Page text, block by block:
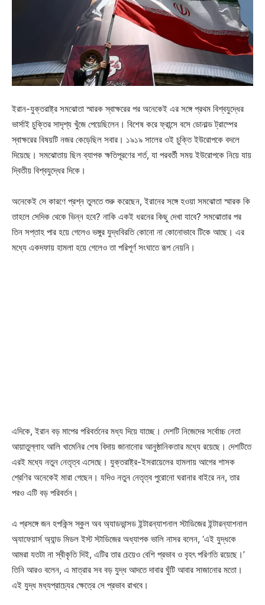
ইরান-যুক্তরাষ্ট্র সমঝোতা স্মারক স্বাক্ষরের পর অনেকেই এর সঙ্গে প্রথম বিশ্বযুদ্ধের
ভার্সাই চুক্তির সাদৃশ্য খুঁজে পেয়েছিলেন। বিশেষ করে ফ্রান্সে বসে ডোনাল্ড ট্রাম্পের
স্বাক্ষরের বিষয়টি নজর কেড়েছিল সবার। ১৯১৯ সালের ওই চুক্তি ইউরোপকে বদলে
দিয়েছে। সমঝোতায় ছিল ব্যাপক ক্ষতিপূরণের শর্ত, যা পরবর্তী সময় ইউরোপকে নিয়ে যায়
দ্বিতীয় বিশ্বযুদ্ধের দিকে।
অনেকেই সে কারণে প্রশ্ন তুলতে শুরু করেছেন, ইরানের সঙ্গে হওয়া সমঝোতা স্মারক কি
তাহলে সেদিক থেকে ভিন্ন হবে? নাকি একই ধরনের কিছু দেখা যাবে? সমঝোতার পর
তিন সপ্তাহ পার হয়ে গেলেও ভঙ্গুর যুদ্ধবিরতি কোনো না কোনোভাবে টিকে আছে। এর
মধ্যে একদফায় হামলা হয়ে গেলেও তা পরিপূর্ণ সংঘাতে রূপ নেয়নি।
এদিকে, ইরান বড় মাপের পরিবর্তনের মধ্য দিয়ে যাচ্ছে। দেশটি নিজেদের সর্বোচ্চ নেতা
আয়াতুল্লাহ আলি খামেনির শেষ বিদায় জানানোর আনুষ্ঠানিকতার মধ্যে রয়েছে। দেশটিতে
এরই মধ্যে নতুন নেতৃত্ব এসেছে। যুক্তরাষ্ট্র-ইসরায়েলের হামলায় আগের শাসক
শ্রেণির অনেকেই মারা গেছেন। যদিও নতুন নেতৃত্ব পুরোনো ঘরানার বাইরে নন, তার
পরও এটি বড় পরিবর্তন।
এ প্রসঙ্গে জন হপকিন্স স্কুল অব অ্যাডভান্সড ইন্টারন্যাশনাল স্টাডিজের ইন্টারন্যাশনাল
অ্যাফেয়ার্স অ্যান্ড মিডল ইস্ট স্টাডিজের অধ্যাপক ভালি নাসর বলেন, ‘এই যুদ্ধকে
আমরা যতটা না স্বীকৃতি দিই, এটির তার চেয়েও বেশি প্রভাব ও বৃহৎ পরিণতি রয়েছে।’
তিনি আরও বলেন, এ মাত্রার সব বড় যুদ্ধ আদতে দাবার ঘুঁটি আবার সাজানোর মতো।
এই যুদ্ধ মধ্যপ্রাচ্যের ক্ষেত্রে সে প্রভাব রাখবে।